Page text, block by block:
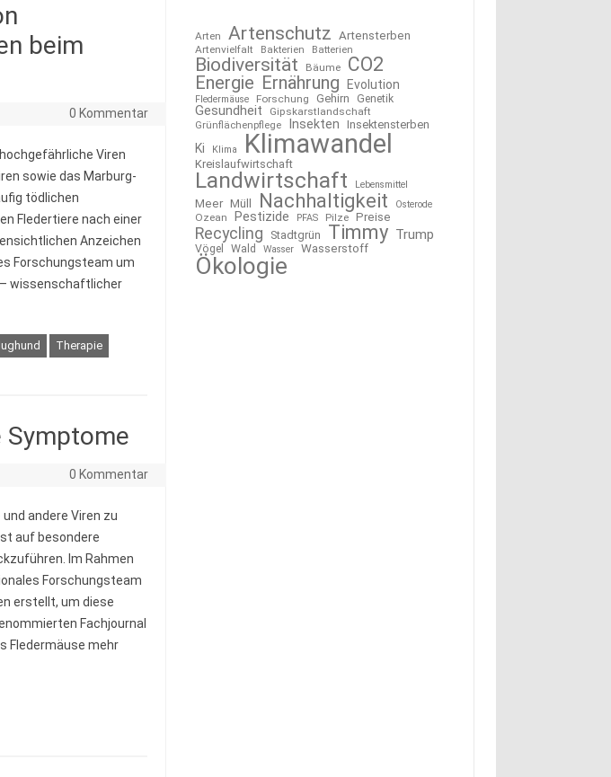
beim
0 Kommentar
Viren
sowie das Marburg-
tödlichen
Fledertiere nach einer
Anzeichen
Forschungsteam um
– wissenschaftlicher
Therapie
Symptome
0 Kommentar
andere Viren zu
auf besondere
Im Rahmen
Forschungsteam
erstellt, um diese
Fachjournal
Fledermäuse mehr
Arten Artenschutz Artensterben
Artenvielfalt Bakterien Batterien
Biodiversität Bäume CO2
Energie Ernährung Evolution
Fledermäuse Forschung Gehirn Genetik
Gesundheit Gipskarstlandschaft
Grünflächenpflege Insekten Insektensterben
Ki Klima Klimawandel
Kreislaufwirtschaft
Landwirtschaft Lebensmittel
Meer Müll Nachhaltigkeit Osterode
Ozean Pestizide PFAS Pilze Preise
Recycling Stadtgrün Timmy Trump
Vögel Wald Wasser Wasserstoff
Ökologie